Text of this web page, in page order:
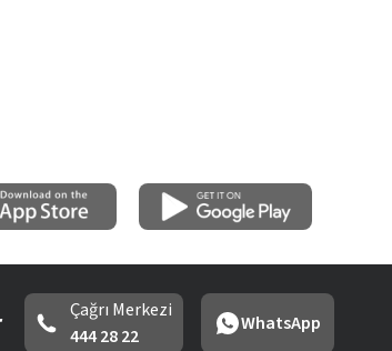
Çağrı Merkezi
444 28 22
WhatsApp